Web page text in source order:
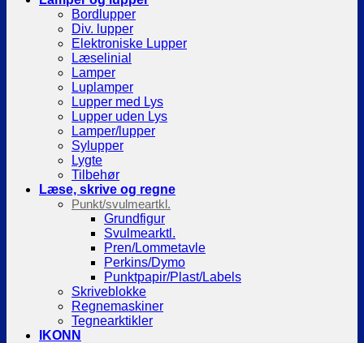
Bordlupper
Div. lupper
Elektroniske Lupper
Læselinial
Lamper
Luplamper
Lupper med Lys
Lupper uden Lys
Lamper/lupper
Sylupper
Lygte
Tilbehør
Læse, skrive og regne
Punkt/svulmeartkl.
Grundfigur
Svulmearktl.
Pren/Lommetavle
Perkins/Dymo
Punktpapir/Plast/Labels
Skriveblokke
Regnemaskiner
Tegnearktikler
IKONN